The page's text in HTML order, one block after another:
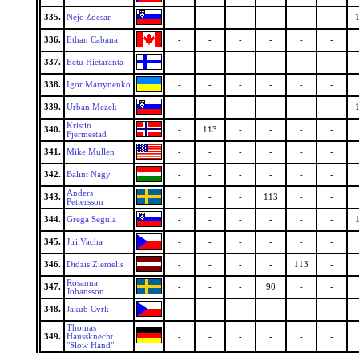
335. Nejc Zdesar - - - - - -
336. Ethan Cabana - - - - - -
337. Eetu Hietaranta - - - - - -
338. Igor Martynenko - - - - - -
339. Urban Mezek - - - - - -
340.
Kristin
Fjermestad
- 113 - - - -
341. Mike Mullen - - - - - -
342. Balint Nagy - - - - - -
343.
Anders
Pettersson
- - - 113 - -
344. Grega Segula - - - - - -
345. Jiri Vacha - - - - - -
346. Didzis Ziemelis - - - - 113 -
347.
Rosanna
Johansson
- - - 90 - -
348. Jakub Cvrk - - - - - -
349.
Thomas
Haussknecht
"Slow Hand"
- - - - - -